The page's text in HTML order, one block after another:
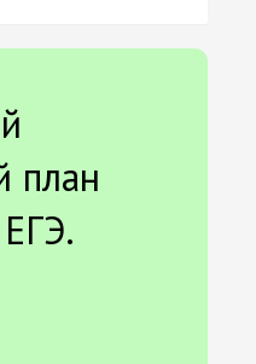
план